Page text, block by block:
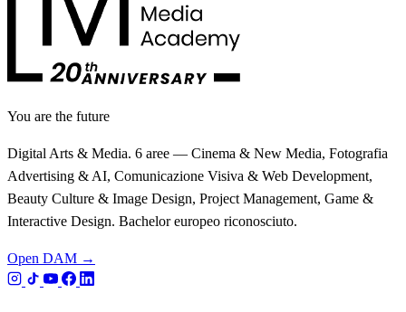
You are the future
Digital Arts & Media. 6 aree — Cinema & New Media, Fotografia
Advertising & AI, Comunicazione Visiva & Web Development,
Beauty Culture & Image Design, Project Management, Game &
Interactive Design. Bachelor europeo riconosciuto.
Open DAM →